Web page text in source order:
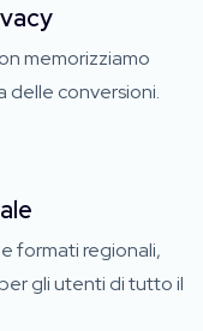
memorizziamo
delle conversioni.
formati regionali,
gli utenti di tutto il